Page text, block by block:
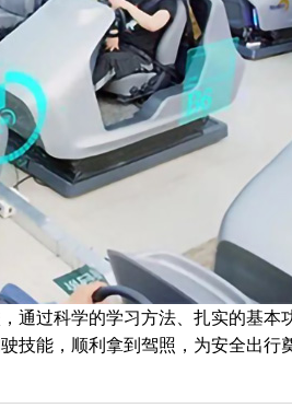
通过科学的学习方法、扎实的基本
技能，顺利拿到驾照，为安全出行